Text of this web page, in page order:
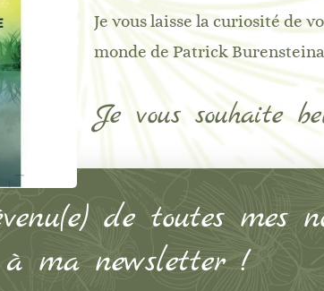
Je vous laisse la curiosité de
monde de Patrick
Je vous souhaite
de toutes mes
à ma newsletter !